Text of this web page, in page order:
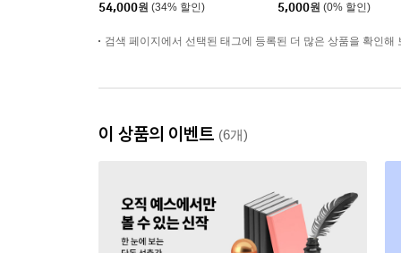
54,000원 (34% 할인)
5,000원 (0% 할인)
검색 페이지에서 선택된 태그에 등록된 더 많은 상품을 확인해
이 상품의 이벤트 (6개)